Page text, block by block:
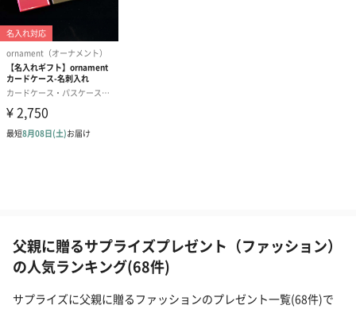
父親に贈るサプライズプレゼント（ファッション）
の人気ランキング(68件)
サプライズに父親に贈るファッションのプレゼント一覧(68件)で